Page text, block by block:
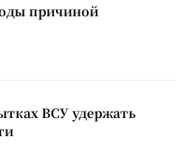
причиной
ВСУ удержать